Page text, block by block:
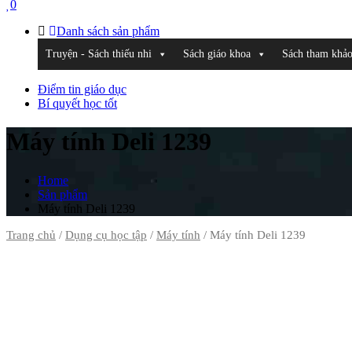
0
Danh sách sản phẩm
Truyện - Sách thiếu nhi Sách giáo khoa Sách tham khảo
Điểm tin giáo dục
Bí quyết học tốt
Máy tính Deli 1239
Home
Sản phẩm
Máy tính Deli 1239
Trang chủ / Dụng cụ học tập / Máy tính / Máy tính Deli 1239